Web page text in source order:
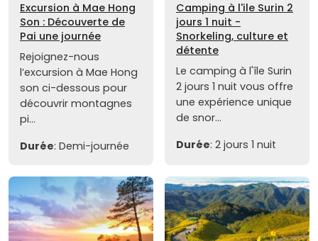
Excursion à Mae Hong
Son : Découverte de
Pai une journée
Rejoignez-nous
l’excursion à Mae Hong
son ci-dessous pour
découvrir montagnes
pi...
Durée: Demi-journée
Camping à l'ile Surin 2
jours 1 nuit -
Snorkeling, culture et
détente
Le camping à l'île Surin
2 jours 1 nuit vous offre
une expérience unique
de snor...
Durée: 2 jours 1 nuit